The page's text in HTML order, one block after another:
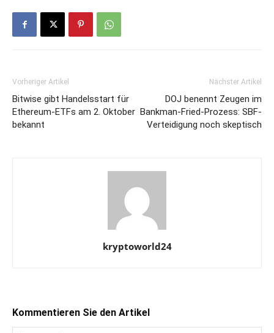
Vorheriger Artikel
Bitwise gibt Handelsstart für
Ethereum-ETFs am 2. Oktober
bekannt
Nächster Artikel
DOJ benennt Zeugen im
Bankman-Fried-Prozess: SBF-
Verteidigung noch skeptisch
kryptoworld24
Kommentieren Sie den Artikel